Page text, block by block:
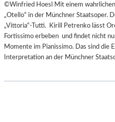
©Winfried Hoesl Mit einem
„Otello“ in der Münchner Staatsoper.
„Vittoria“-Tutti. Kirill Petrenko lässt
Fortissimo erbeben und findet nicht
Momente im Pianissimo. Das sind die
Interpretation an der Münchner